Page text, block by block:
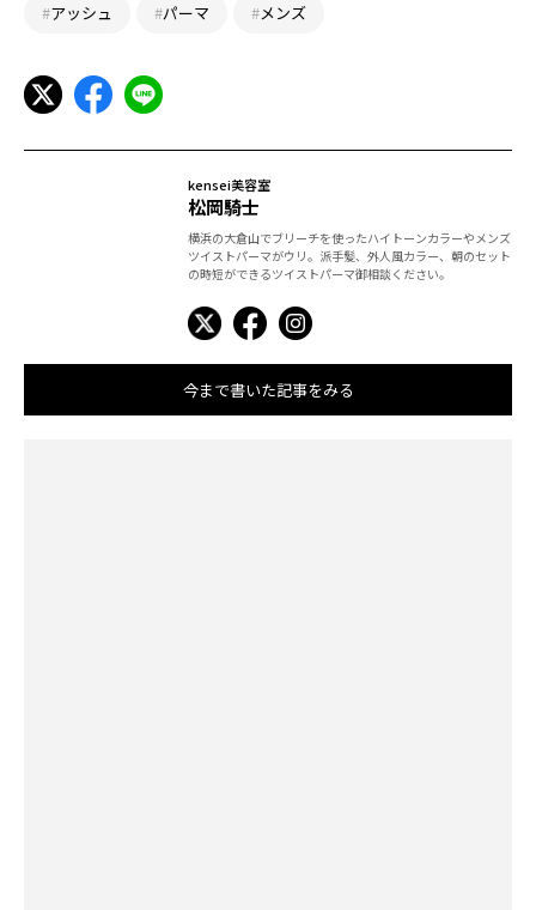
#アッシュ #パーマ #メンズ
kensei美容室
松岡騎士
横浜の大倉山でブリーチを使ったハイトーンカラーやメンズ
ツイストパーマがウリ。派手髪、外人風カラー、朝のセット
の時短ができるツイストパーマ御相談ください。
今まで書いた記事をみる